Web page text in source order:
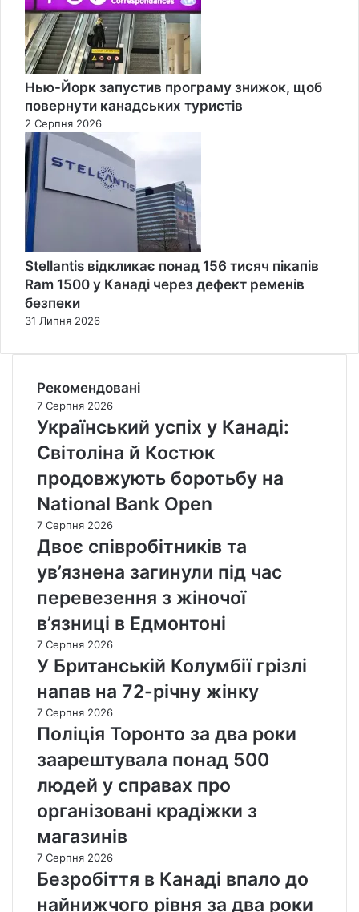
Нью-Йорк запустив програму знижок, щоб
повернути канадських туристів
2 Серпня 2026
Stellantis відкликає понад 156 тисяч пікапів
Ram 1500 у Канаді через дефект ременів
безпеки
31 Липня 2026
Рекомендовані
7 Серпня 2026
Український успіх у Канаді:
Світоліна й Костюк
продовжують боротьбу на
National Bank Open
7 Серпня 2026
Двоє співробітників та
ув’язнена загинули під час
перевезення з жіночої
в’язниці в Едмонтоні
7 Серпня 2026
У Британській Колумбії грізлі
напав на 72-річну жінку
7 Серпня 2026
Поліція Торонто за два роки
заарештувала понад 500
людей у справах про
організовані крадіжки з
магазинів
7 Серпня 2026
Безробіття в Канаді впало до
найнижчого рівня за два роки